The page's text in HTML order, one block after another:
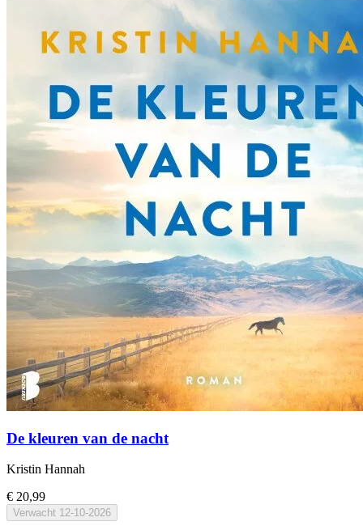
De kleuren van de nacht
Kristin Hannah
€ 20,99
Verwacht 12-10-2026